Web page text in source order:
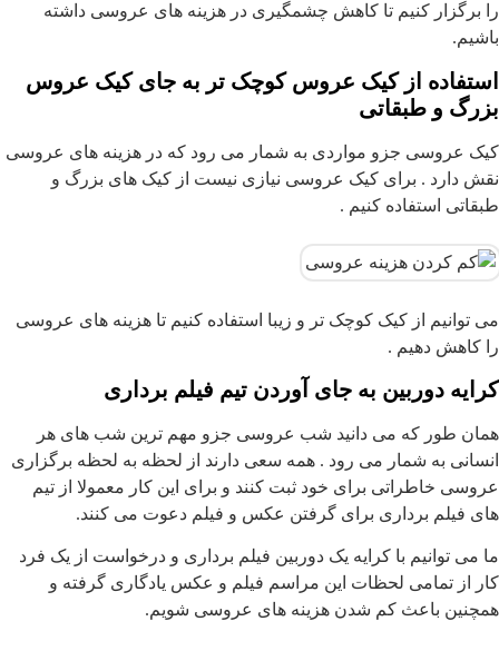
را برگزار کنیم تا کاهش چشمگیری در هزینه های عروسی داشته
باشیم.
استفاده از کیک عروس کوچک تر به جای کیک عروس
بزرگ و طبقاتی
کیک عروسی جزو مواردی به شمار می رود که در هزینه های عروسی
نقش دارد . برای کیک عروسی نیازی نیست از کیک های بزرگ و
طبقاتی استفاده کنیم .
می توانیم از کیک کوچک تر و زیبا استفاده کنیم تا هزینه های عروسی
را کاهش دهیم .
کرایه دوربین به جای آوردن تیم فیلم برداری
همان طور که می دانید شب عروسی جزو مهم ترین شب های هر
انسانی به شمار می رود . همه سعی دارند از لحظه به لحظه برگزاری
عروسی خاطراتی برای خود ثبت کنند و برای این کار معمولا از تیم
های فیلم برداری برای گرفتن عکس و فیلم دعوت می کنند.
ما می توانیم با کرایه یک دوربین فیلم برداری و درخواست از یک فرد
کار از تمامی لحظات این مراسم فیلم و عکس یادگاری گرفته و
همچنین باعث کم شدن هزینه های عروسی شویم.